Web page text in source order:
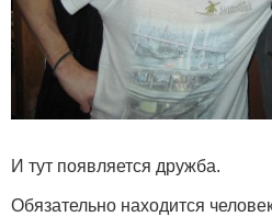
И тут появляется дружба.
Обязательно находится